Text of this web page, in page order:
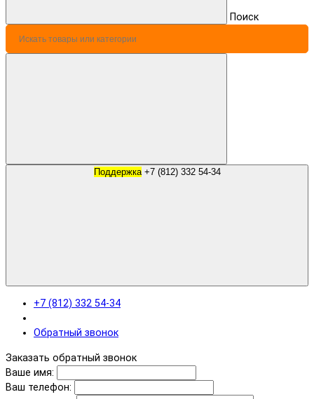
Поиск
Поддержка +7 (812) 332 54-34
+7 (812) 332 54-34
Обратный звонок
Заказать обратный звонок
Ваше имя:
Ваш телефон: